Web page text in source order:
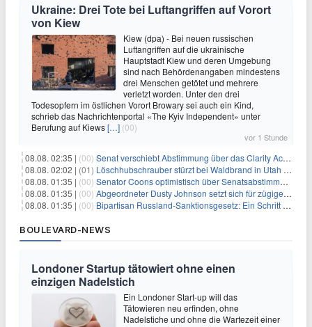
Ukraine: Drei Tote bei Luftangriffen auf Vorort
von Kiew
Kiew (dpa) - Bei neuen russischen
Luftangriffen auf die ukrainische
Hauptstadt Kiew und deren Umgebung
sind nach Behördenangaben mindestens
drei Menschen getötet und mehrere
verletzt worden. Unter den drei
Todesopfern im östlichen Vorort Browary sei auch ein Kind,
schrieb das Nachrichtenportal «The Kyiv Independent» unter
Berufung auf Kiews[…] (00)
vor 1 Stunde
08.08. 02:35 | (00) Senat verschiebt Abstimmung über das Clarity Act: Auswirkungen auf Unternehmen und das Vertrauen der Investoren
08.08. 02:02 | (01) Löschhubschrauber stürzt bei Waldbrand in Utah ab
08.08. 01:35 | (00) Senator Coons optimistisch über Senatsabstimmungen angesichts von Finanzierungsbedenken
08.08. 01:35 | (00) Abgeordneter Dusty Johnson setzt sich für zügige Regierungsfinanzierung angesichts von Shutdown-Risiken ein
08.08. 01:35 | (00) Bipartisan Russland-Sanktionsgesetz: Ein Schritt in Richtung Energieunabhängigkeit
BOULEVARD-NEWS
Londoner Startup tätowiert ohne einen
einzigen Nadelstich
Ein Londoner Start-up will das
Tätowieren neu erfinden, ohne
Nadelstiche und ohne die Wartezeit einer